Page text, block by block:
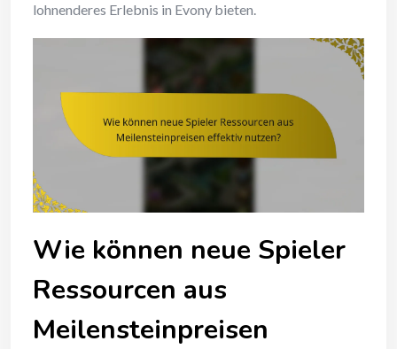
lohnenderes Erlebnis in Evony bieten.
Wie können neue Spieler
Ressourcen aus
Meilensteinpreisen